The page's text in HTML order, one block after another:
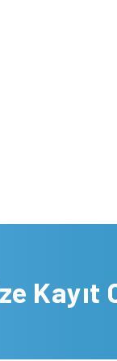
Kayıt